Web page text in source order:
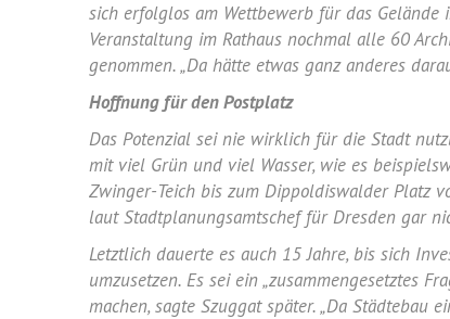
sich erfolglos am Wettbewerb für das
Veranstaltung im Rathaus nochmal alle 60
genommen. „Da hätte etwas ganz anderes
Hoffnung für denPostplatz
Das Potenzial sei nie wirklich für die Stadt
mit viel Grün und viel Wasser, wie es
Zwinger-Teich bis zum Dippoldiswalder Platz
laut Stadtplanungsamtschef fürDresden gar
Letztlich dauerte es auch 15 Jahre, bis sich
umzusetzen. Es sei ein „zusammengesetztes
machen, sagte Szuggatspäter. „Da Städtebau